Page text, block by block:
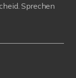
Sprechen